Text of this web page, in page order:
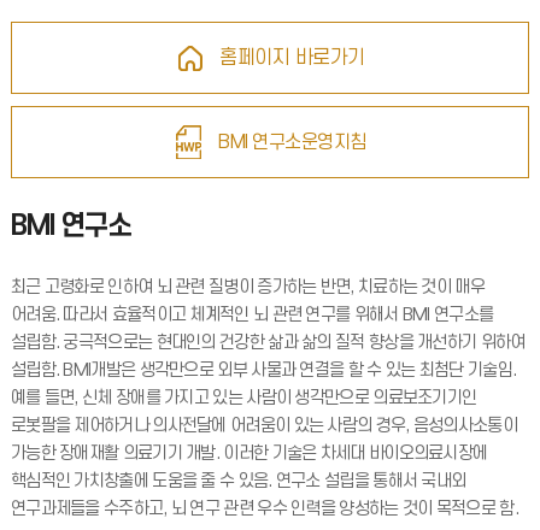
홈페이지 바로가기
BMI 연구소운영지침
BMI 연구소
최근 고령화로 인하여 뇌 관련 질병이 증가하는 반면, 치료하는 것이 매우
어려움. 따라서 효율적이고 체계적인 뇌 관련 연구를 위해서 BMI 연구소를
설립함. 궁극적으로는 현대인의 건강한 삶과 삶의 질적 향상을 개선하기 위하여
설립함. BMI개발은 생각만으로 외부 사물과 연결을 할 수 있는 최첨단 기술임.
예를 들면, 신체 장애를 가지고 있는 사람이 생각만으로 의료보조기기인
로봇팔을 제어하거나 의사전달에 어려움이 있는 사람의 경우, 음성의사소통이
가능한 장애재활 의료기기 개발. 이러한 기술은 차세대 바이오의료시장에
핵심적인 가치창출에 도움을 줄 수 있음. 연구소 설립을 통해서 국내외
연구과제들을 수주하고, 뇌 연구 관련 우수 인력을 양성하는 것이 목적으로 함.